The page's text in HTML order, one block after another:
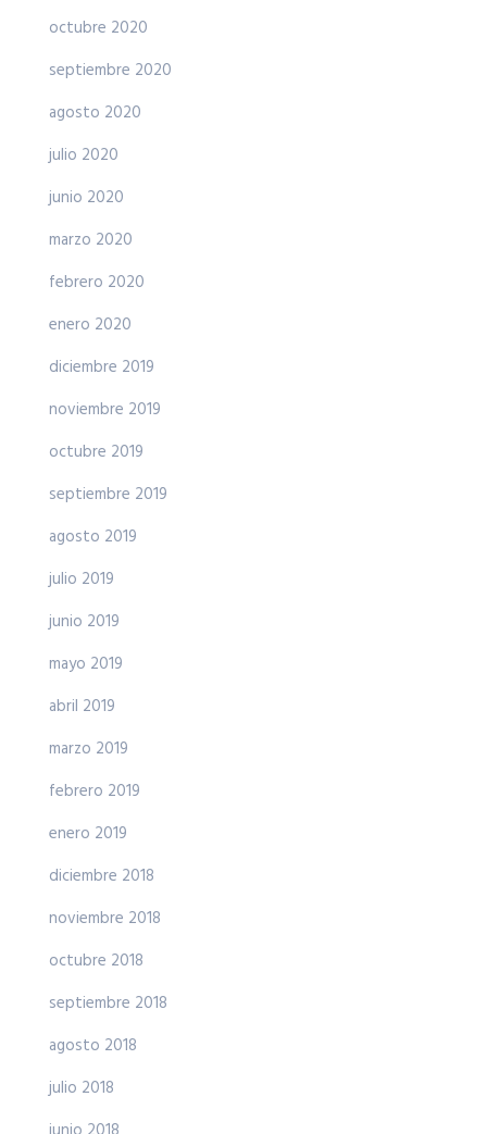
octubre 2020
septiembre 2020
agosto 2020
julio 2020
junio 2020
marzo 2020
febrero 2020
enero 2020
diciembre 2019
noviembre 2019
octubre 2019
septiembre 2019
agosto 2019
julio 2019
junio 2019
mayo 2019
abril 2019
marzo 2019
febrero 2019
enero 2019
diciembre 2018
noviembre 2018
octubre 2018
septiembre 2018
agosto 2018
julio 2018